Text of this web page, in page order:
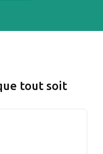
tout soit